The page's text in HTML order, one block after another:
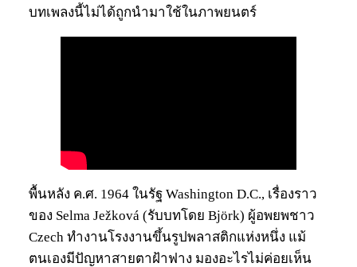
บทเพลงนี้ไม่ได้ถูกนำมาใช้ในภาพยนตร์
พื้นหลัง ค.ศ. 1964 ในรัฐ Washington D.C., เรื่องราว
ของ Selma Ježková (รับบทโดย Björk) ผู้อพยพชาว
Czech ทำงานโรงงานขึ้นรูปพลาสติกแห่งหนึ่ง แม้
ตนเองมีปัญหาสายตาฝ้าฟาง มองอะไรไม่ค่อยเห็น